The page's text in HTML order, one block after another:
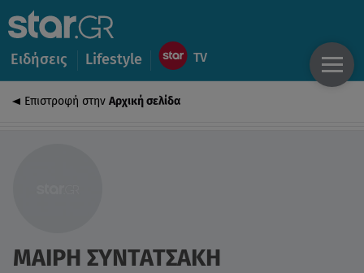
Ειδήσεις Lifestyle
Επιστροφή στην Αρχική σελίδα
ΜΑΙΡΗ ΣΥΝΤΑΤΣΑΚΗ